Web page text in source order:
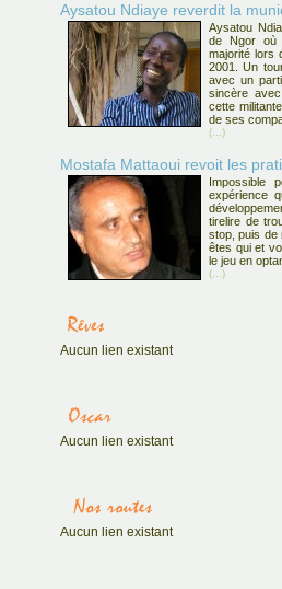
Aysatou Ndiaye reverdit la
Aysatou
de Ngor où
majorité lors
2001. Un
avec un
sincère
cette
de ses
(...)
Mostafa Mattaoui revoit les
Impossible
expérience
tirelire de
stop, puis de
êtes qui et
le jeu en
(...)
Aucun lien existant
Aucun lien existant
Aucun lien existant